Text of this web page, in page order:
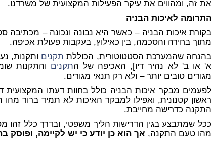
את זה, ומהווים את עיקר הפעילות המקצועית של משרדנו.
התרומה לאיכות הבניה
בקורת איכות הבניה – כאשר היא נבונה ונכונה – מכתיבה
מתוך בחירה והסכמה, בין כאילוץ, בעקבות פעולת אכיפה.
בהנחה שהמערכת הסטטוטורית, הכוללת תקנים ותקנות,
א' או ב' לא נהיר דיו], האכיפה של התקנים והתקנות
מגורים טובים יותר – ולא רק תנאי מגורים.
לפעמים מבקר איכות הבניה כולל בחוות דעתו
ראשון קטנונית, ואפילו למבקר האיכות לא תמיד ברור
התקנה כדרישה מחייבת.
ככל שמתבצע בגין הדרישות הליך משפטי, ובדרך כלל זהו
מהו טעם התקנה, אך הוא כן יודע כי יש לקיימה, ופוסק